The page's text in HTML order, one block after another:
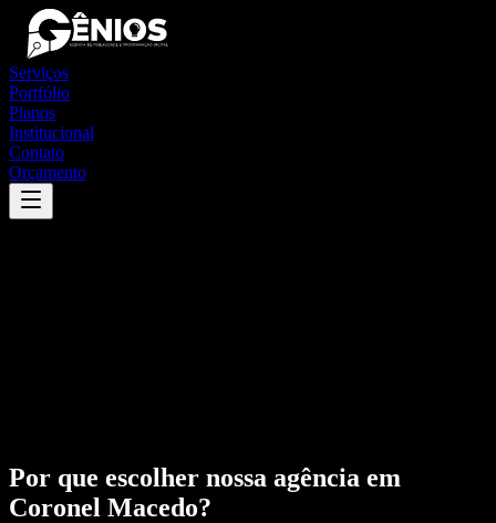
Serviços
Portfólio
Planos
Institucional
Contato
Orçamento
Por que escolher nossa agência em
Coronel Macedo?